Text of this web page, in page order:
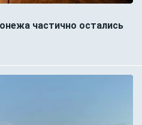
частично остались